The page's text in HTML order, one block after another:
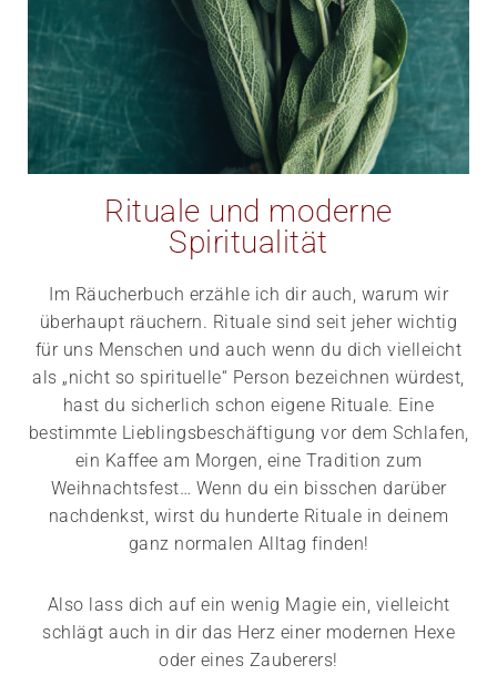
Rituale und moderne
Spiritualität
Im Räucherbuch erzähle ich dir auch, warum wir
überhaupt räuchern. Rituale sind seit jeher wichtig
für uns Menschen und auch wenn du dich vielleicht
als „nicht so spirituelle“ Person bezeichnen würdest,
hast du sicherlich schon eigene Rituale. Eine
bestimmte Lieblingsbeschäftigung vor dem Schlafen,
ein Kaffee am Morgen, eine Tradition zum
Weihnachtsfest… Wenn du ein bisschen darüber
nachdenkst, wirst du hunderte Rituale in deinem
ganz normalen Alltag finden!
Also lass dich auf ein wenig Magie ein, vielleicht
schlägt auch in dir das Herz einer modernen Hexe
oder eines Zauberers!